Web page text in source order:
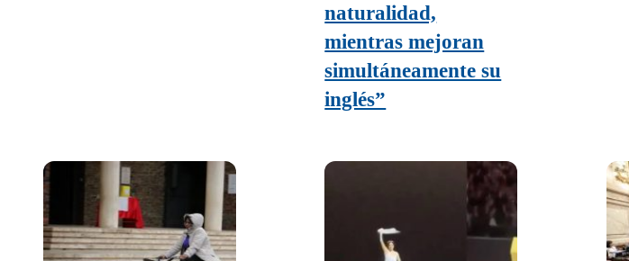
naturalidad,
mientras mejoran
simultáneamente su
inglés”